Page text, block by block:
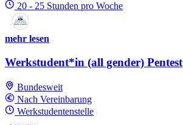
20 - 25 Stunden pro Woche
mehr lesen
Werkstudent*in (all gender) Pentest
Bundesweit
Nach Vereinbarung
Werkstudentenstelle